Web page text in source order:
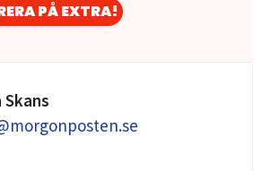
PÅ EXTRA!